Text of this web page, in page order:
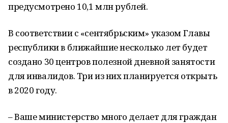
предусмотрено 10,1 млн рублей.
В соответствии с «сентябрьским» указом Главы
республики в ближайшие несколько лет будет
создано 30 центров полезной дневной занятости
для инвалидов. Три из них планируется открыть
в 2020 году.
– Ваше министерство много делает для граждан